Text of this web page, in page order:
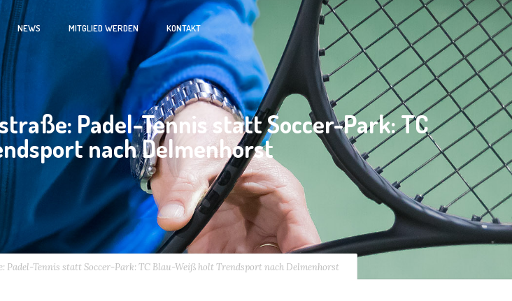
NEWS MITGLIED WERDEN KONTAKT
Padel-Tennis statt Soccer-Park: TC
nach Delmenhorst
Padel-Tennis statt Soccer-Park: TC Blau-Weiß holt Trendsport nach Delmenhorst